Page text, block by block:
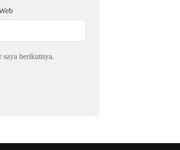
saya berikutnya.